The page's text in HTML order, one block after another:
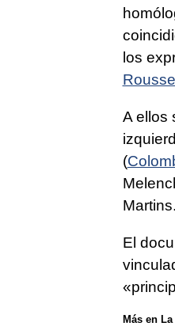
los
A ellos
(
Martins.
El
Más en La